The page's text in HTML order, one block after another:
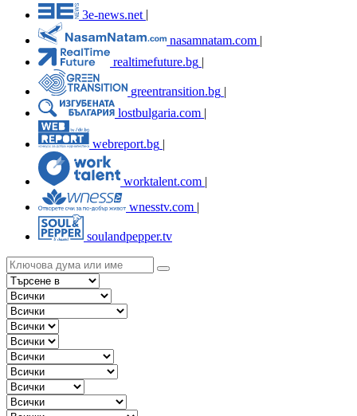
3e-news.net
nasamnatam.com |
realtimefuture.bg |
greentransition.bg |
lostbulgaria.com |
webreport.bg
worktalent.com |
wnesstv.com |
soulandpepper.tv